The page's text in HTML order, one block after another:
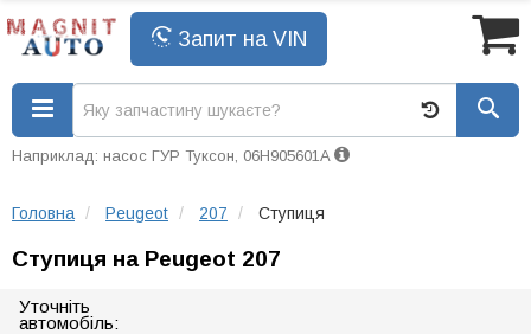
Запит на VIN
Наприклад: насос ГУР Туксон, 06H905601A
Головна Peugeot 207 Ступиця
Ступиця на Peugeot 207
Уточніть
автомобіль: